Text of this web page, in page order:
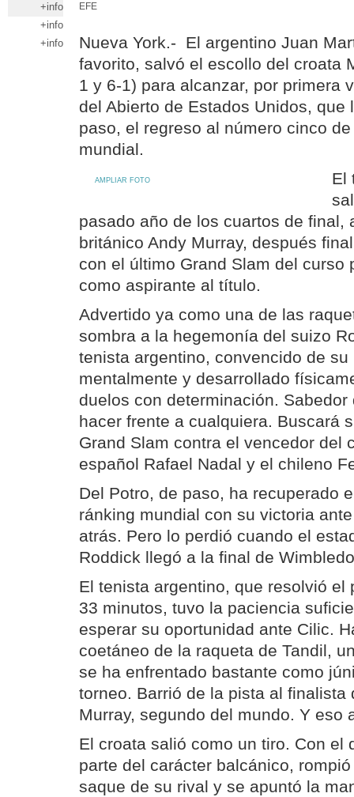
+info
+info
+info
EFE
Nueva York.- El argentino Juan
favorito, salvó el escollo del croata
1 y 6-1) para alcanzar, por primera
del Abierto de Estados Unidos, que
paso, el regreso al número cinco
mundial.
AMPLIAR FOTO
El
pasado año de los cuartos de final,
británico Andy Murray, después
con el último Grand Slam del curso
como aspirante al título.
Advertido ya como una de las
sombra a la hegemonía del suizo
tenista argentino, convencido de
mentalmente y desarrollado
duelos con determinación.
hacer frente a cualquiera. Buscará
Grand Slam contra el vencedor del
español Rafael Nadal y el chileno
Del Potro, de paso, ha recuperado
ránking mundial con su victoria
atrás. Pero lo perdió cuando el
Roddick llegó a la final de
El tenista argentino, que resolvió el
33 minutos, tuvo la paciencia
esperar su oportunidad ante Cilic.
coetáneo de la raqueta de Tandil,
se ha enfrentado bastante como
torneo. Barrió de la pista al finalista
Murray, segundo del mundo. Y eso
El croata salió como un tiro. Con el
parte del carácter balcánico,
saque de su rival y se apuntó la